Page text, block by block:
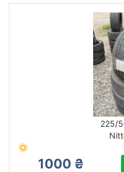
225/
1000 ₴